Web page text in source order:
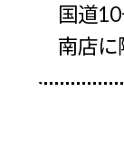
国道
南店に